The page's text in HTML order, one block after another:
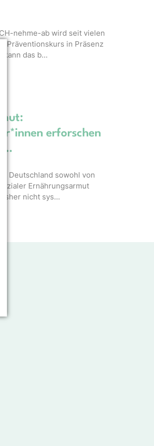
nehme-ab wird seit vielen
Präventionskurs in Präsenz
kann das b…
erforschen
in Deutschland sowohl von
Ernährungsarmut
nicht sys…